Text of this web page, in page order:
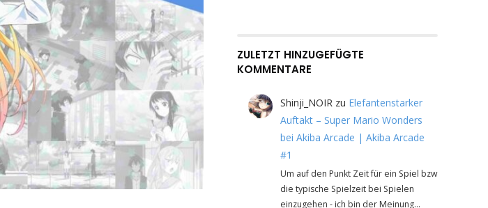
ZULETZT HINZUGEFÜGTE
KOMMENTARE
Shinji_NOIRzu Elefantenstarker
Auftakt – Super Mario Wonders
bei Akiba Arcade | Akiba Arcade
#1
Um auf den Punkt Zeit für ein Spiel bzw
die typische Spielzeit bei Spielen
einzugehen - ich bin der Meinung…